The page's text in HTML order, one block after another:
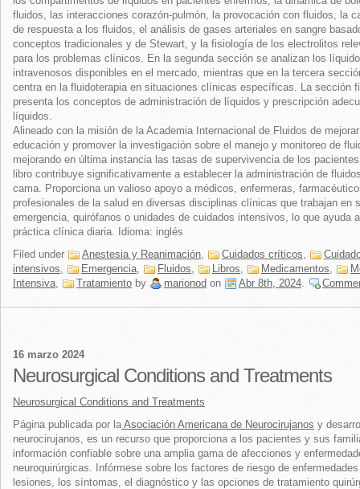
fluidos, las interacciones corazón-pulmón, la provocación con fluidos, la
de respuesta a los fluidos, el análisis de gases arteriales en sangre
conceptos tradicionales y de Stewart, y la fisiología de los electrolitos
para los problemas clínicos. En la segunda sección se analizan los
intravenosos disponibles en el mercado, mientras que en la tercera
centra en la fluidoterapia en situaciones clínicas específicas. La sección
presenta los conceptos de administración de líquidos y prescripción
líquidos.
Alineado con la misión de la Academia Internacional de Fluidos de
educación y promover la investigación sobre el manejo y monitoreo de
mejorando en última instancia las tasas de supervivencia de los
libro contribuye significativamente a establecer la administración de
cama. Proporciona un valioso apoyo a médicos, enfermeras,
profesionales de la salud en diversas disciplinas clínicas que trabajan en
emergencia, quirófanos o unidades de cuidados intensivos, lo que ayuda
práctica clínica diaria. Idioma: inglés
Filed under
Anestesia y Reanimación, Cuidados críticos,
intensivos, Emergencia, Fluidos, Libros, Medicamentos,
Intensiva, Tratamiento by marionod on Abr 8th, 2024.
16 marzo 2024
Neurosurgical Conditions and Treatments
Neurosurgical Conditions and Treatments
Página publicada por laAsociación Americana de Neurocirujanos y
neurocirujanos, es un recurso que proporciona a los pacientes y sus
información confiable sobre una amplia gama de afecciones y
neuroquirúrgicas. Infórmese sobre los factores de riesgo de
lesiones, los síntomas, el diagnóstico y las opciones de tratamiento